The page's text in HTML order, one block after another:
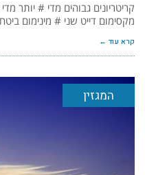
קריטריונים גבוהים מדי # יותר
מקסימום דייט שני # מינימום
קרא עוד ←
המגזין